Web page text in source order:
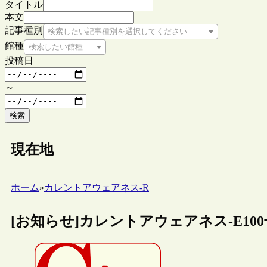
タイトル
本文
記事種別
検索したい記事種別を選択してください
館種 検索したい館種を選択してください
投稿日
～
検索
現在地
ホーム»カレントアウェアネス-R
[お知らせ]カレントアウェアネス-E100